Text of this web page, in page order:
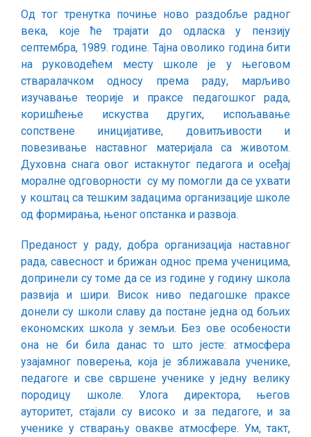
Од тог тренутка почиње ново раздобље радног
века, које ће трајати до одласка у пензију
септембра, 1989. године. Тајна оволико година бити
на руководећем месту школе је у његовом
стваралачком односу према раду, марљиво
изучавање теорије и праксе педагошког рада,
коришћење искуства других, испољавање
сопствене иницијативе, довитљивости и
повезивање наставног материјала са животом.
Духовна снага овог истакнутог педагога и осеђај
моралне одговорности су му помогли да се ухвати
у коштац са тешким задацима организације школе
од формирања, њеног опстанка и развоја.
Преданост у раду, добра организација наставног
рада, савесност и брижан однос према ученицима,
допринели су томе да се из године у годину школа
развија и шири. Висок ниво педагошке праксе
донели су школи славу да постане једна од бољих
економских школа у земљи. Без ове особености
она не би била данас то што јесте: атмосфера
узајамног поверења, која је зближавала ученике,
педагоге и све свршене ученике у једну велику
породицу школе. Улога директора, његов
ауторитет, стајали су високо и за педагоге, и за
ученике у стварању овакве атмосфере. Ум, такт,